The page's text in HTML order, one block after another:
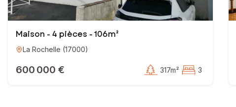
Maison - 4 pièces - 106m²
La Rochelle (17000)
600 000 € 317m² 3